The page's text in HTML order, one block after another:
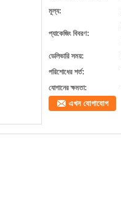
মূল্য:
প্যাকেজিং বিবরণ:
ডেলিভারি সময়:
পরিশোধের শর্ত:
যোগানের ক্ষমতা:
এখন যোগাযোগ